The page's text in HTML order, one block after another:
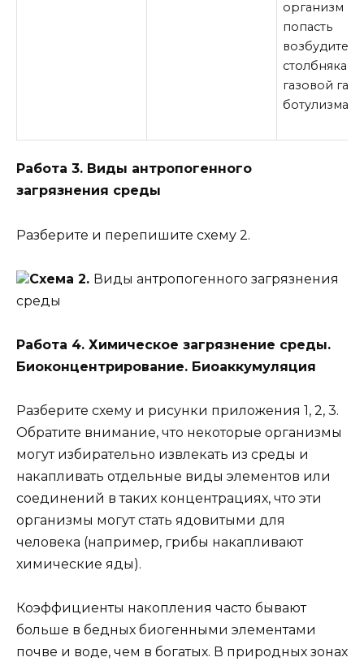
организм
попасть
возбудители
столбняка,
газовой
ботулизма и
Работа 3. Виды антропогенного
загрязнения среды
Разберите и перепишите схему 2.
Схема 2. Виды антропогенного загрязнения
среды
Работа 4. Химическое загрязнение среды.
Биоконцентрирование. Биоаккумуляция
Разберите схему и рисунки приложения 1, 2, 3.
Обратите внимание, что некоторые организмы
могут избирательно извлекать из среды и
накапливать отдельные виды элементов или
соединений в таких концентрациях, что эти
организмы могут стать ядовитыми для
человека (например, грибы накапливают
химические яды).
Коэффициенты накопления часто бывают
больше в бедных биогенными элементами
почве и воде, чем в богатых. В природных зонах